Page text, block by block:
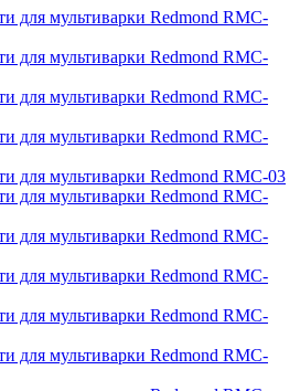
для мультиварки Redmond RMC-
для мультиварки Redmond RMC-
для мультиварки Redmond RMC-
для мультиварки Redmond RMC-
для мультиварки Redmond RMC-03
для мультиварки Redmond RMC-
для мультиварки Redmond RMC-
для мультиварки Redmond RMC-
для мультиварки Redmond RMC-
для мультиварки Redmond RMC-